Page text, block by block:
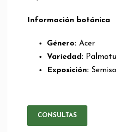
Información botánica
Género: Acer
Variedad:
Exposición:
CONSULTAS